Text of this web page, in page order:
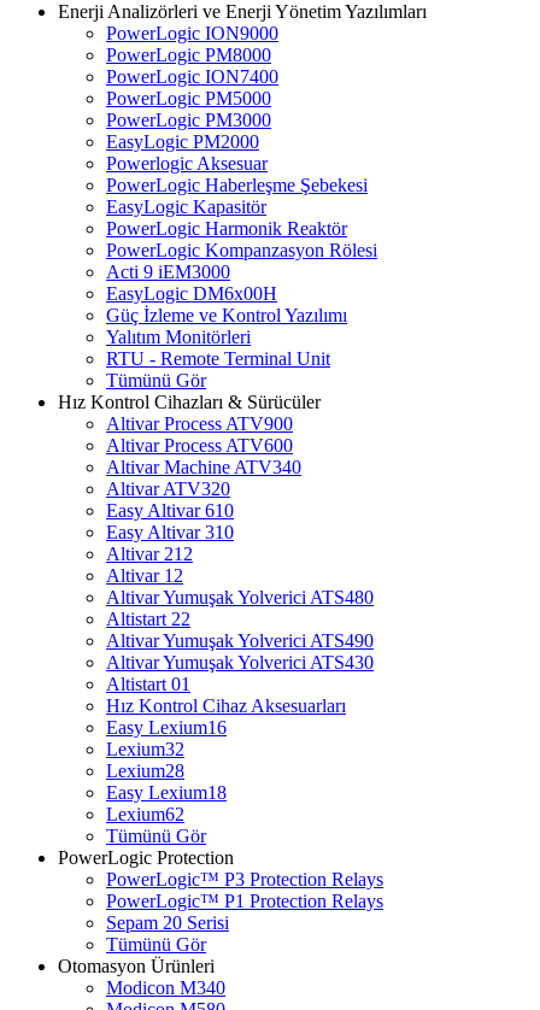
Enerji Analizörleri ve Enerji Yönetim Yazılımları
PowerLogic ION9000
PowerLogic PM8000
PowerLogic ION7400
PowerLogic PM5000
PowerLogic PM3000
EasyLogic PM2000
Powerlogic Aksesuar
PowerLogic Haberleşme Şebekesi
EasyLogic Kapasitör
PowerLogic Harmonik Reaktör
PowerLogic Kompanzasyon Rölesi
Acti 9 iEM3000
EasyLogic DM6x00H
Güç İzleme ve Kontrol Yazılımı
Yalıtım Monitörleri
RTU - Remote Terminal Unit
Tümünü Gör
Hız Kontrol Cihazları & Sürücüler
Altivar Process ATV900
Altivar Process ATV600
Altivar Machine ATV340
Altivar ATV320
Easy Altivar 610
Easy Altivar 310
Altivar 212
Altivar 12
Altivar Yumuşak Yolverici ATS480
Altistart 22
Altivar Yumuşak Yolverici ATS490
Altivar Yumuşak Yolverici ATS430
Altistart 01
Hız Kontrol Cihaz Aksesuarları
Easy Lexium16
Lexium32
Lexium28
Easy Lexium18
Lexium62
Tümünü Gör
PowerLogic Protection
PowerLogic™ P3 Protection Relays
PowerLogic™ P1 Protection Relays​
Sepam 20 Serisi
Tümünü Gör
Otomasyon Ürünleri
Modicon M340